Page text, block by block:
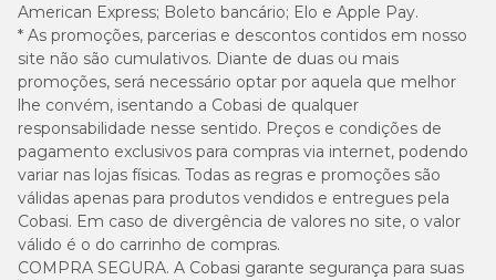
American Express; Boleto bancário; Elo e Apple Pay.
* As promoções, parcerias e descontos contidos em nosso
site não são cumulativos. Diante de duas ou mais
promoções, será necessário optar por aquela que melhor
lhe convém, isentando a Cobasi de qualquer
responsabilidade nesse sentido. Preços e condições de
pagamento exclusivos para compras via internet, podendo
variar nas lojas físicas. Todas as regras e promoções são
válidas apenas para produtos vendidos e entregues pela
Cobasi. Em caso de divergência de valores no site, o valor
válido é o do carrinho de compras.
COMPRA SEGURA. A Cobasi garante segurança para suas